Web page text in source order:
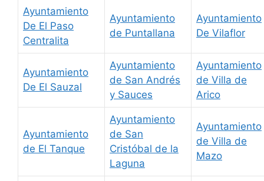
Ayuntamiento
De El Paso
Centralita
Ayuntamiento
de Puntallana
Ayuntamiento
De Vilaflor
Ayuntamiento
De El Sauzal
Ayuntamiento
de San Andrés
y Sauces
Ayuntamiento
de Villa de
Arico
Ayuntamiento
de El Tanque
Ayuntamiento
de San
Cristóbal de la
Laguna
Ayuntamiento
de Villa de
Mazo